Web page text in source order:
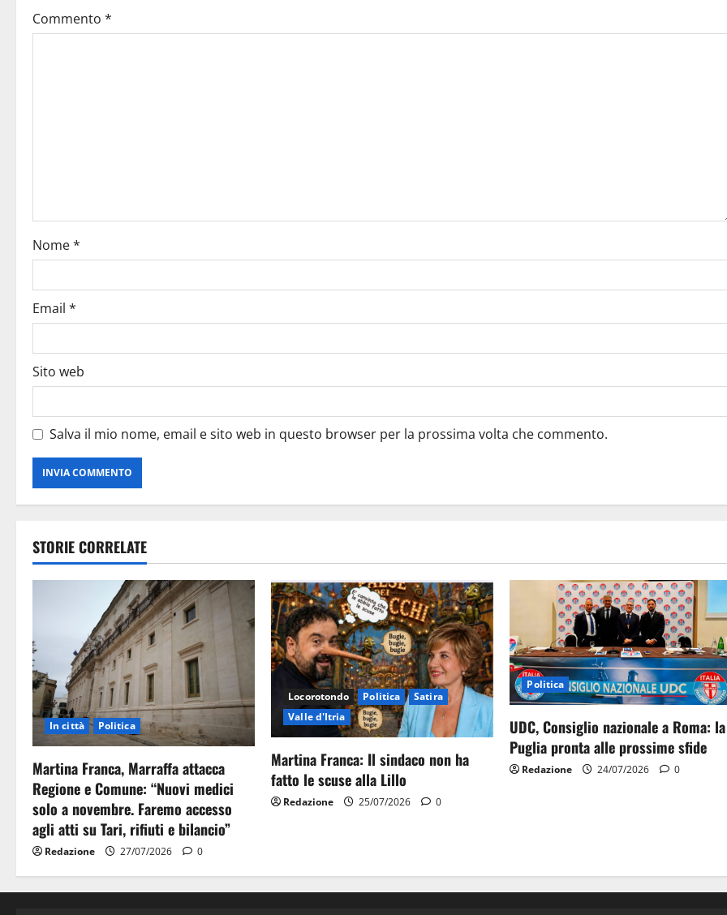
Commento *
Nome*
Email *
Sito web
Salva il mio nome, email e sito web in questo browser per la prossima volta che commento.
STORIE CORRELATE
In città Politica
Martina Franca, Marraffa attacca
Regione e Comune: “Nuovi medici
solo a novembre. Faremo accesso
agli atti su Tari, rifiuti e bilancio”
Redazione 27/07/2026 0
Locorotondo Politica
Satira
Valle d'Itria
Martina Franca: Il sindaco non ha
fatto le scuse alla Lillo
Redazione 25/07/2026 0
Politica
UDC, Consiglio nazionale a Roma: la
Puglia pronta alle prossime sfide
Redazione 24/07/2026 0